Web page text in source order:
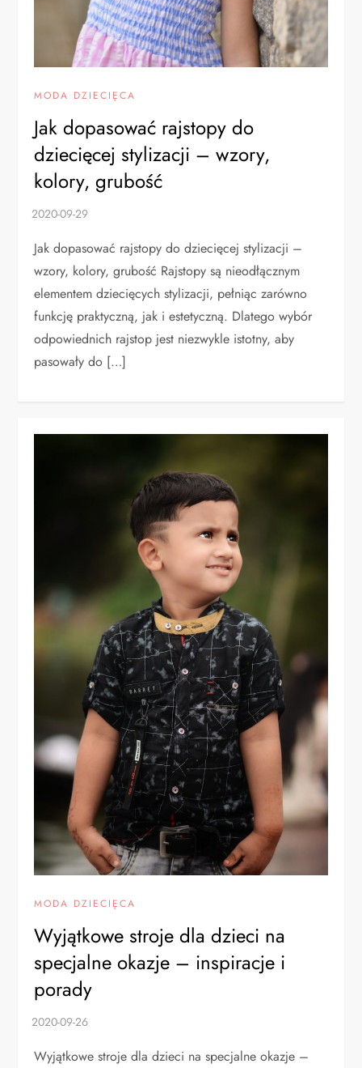
MODA DZIECIĘCA
Jak dopasować rajstopy do
dziecięcej stylizacji – wzory,
kolory, grubość
Jak dopasować rajstopy do dziecięcej stylizacji –
wzory, kolory, grubość Rajstopy są nieodłącznym
elementem dziecięcych stylizacji, pełniąc zarówno
funkcję praktyczną, jak i estetyczną. Dlatego wybór
odpowiednich rajstop jest niezwykle istotny, aby
pasowały do […]
MODA DZIECIĘCA
Wyjątkowe stroje dla dzieci na
specjalne okazje – inspiracje i
porady
Wyjątkowe stroje dla dzieci na specjalne okazje –